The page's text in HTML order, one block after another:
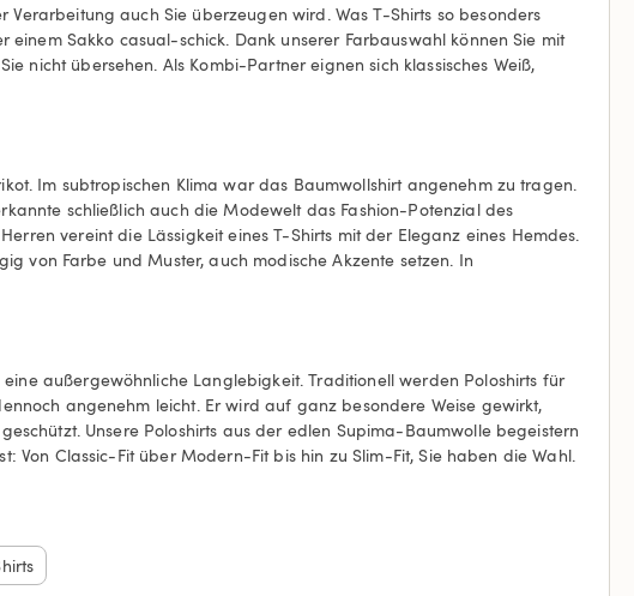
auch Sie überzeugen wird. Was T-Shirts so besonders
Sakko casual-schick. Dank unserer Farbauswahl können Sie mit
nicht übersehen. Als Kombi-Partner eignen sich klassisches Weiß,
Im subtropischen Klima war das Baumwollshirt angenehm zu tragen.
schließlich auch die Modewelt das Fashion-Potenzial des
vereint die Lässigkeit eines T-Shirts mit der Eleganz eines Hemdes.
von Farbe und Muster, auch modische Akzente setzen. In
außergewöhnliche Langlebigkeit. Traditionell werden Poloshirts für
angenehm leicht. Er wird auf ganz besondere Weise gewirkt,
Unsere Poloshirts aus der edlen Supima-Baumwolle begeistern
Von Classic-Fit über Modern-Fit bis hin zu Slim-Fit, Sie haben die Wahl.